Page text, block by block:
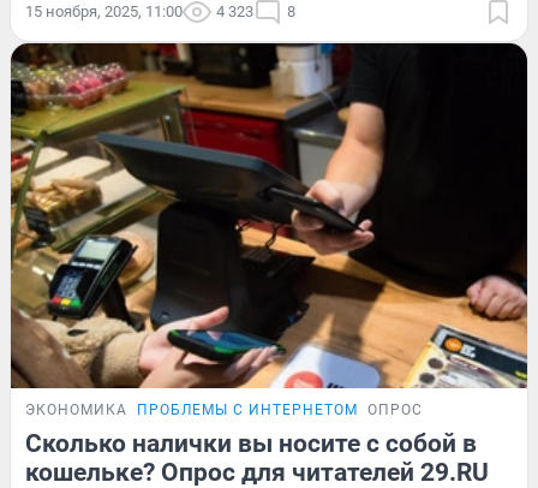
15 ноября, 2025, 11:00 4 323 8
ЭКОНОМИКА ПРОБЛЕМЫ С ИНТЕРНЕТОМ ОПРОС
Сколько налички вы носите с собой в
кошельке? Опрос для читателей 29.RU